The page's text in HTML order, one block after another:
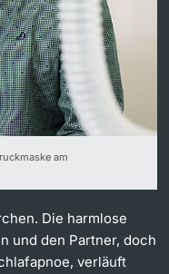
am
Die harmlose
und den Partner, doch
verläuft